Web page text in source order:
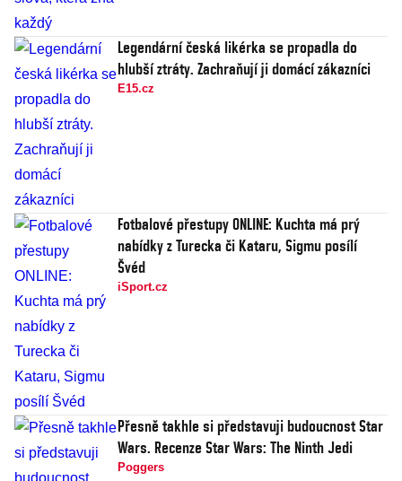
Legendární česká likérka se propadla do
hlubší ztráty. Zachraňují ji domácí zákazníci
E15.cz
Fotbalové přestupy ONLINE: Kuchta má prý
nabídky z Turecka či Kataru, Sigmu posílí
Švéd
iSport.cz
Přesně takhle si představuji budoucnost Star
Wars. Recenze Star Wars: The Ninth Jedi
Poggers